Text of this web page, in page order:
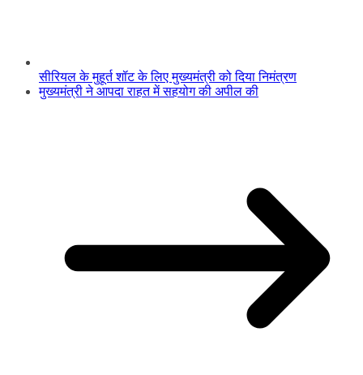
सीरियल के मुहूर्त शॉट के लिए मुख्यमंत्री को दिया निमंत्रण
मुख्यमंत्री ने आपदा राहत में सहयोग की अपील की